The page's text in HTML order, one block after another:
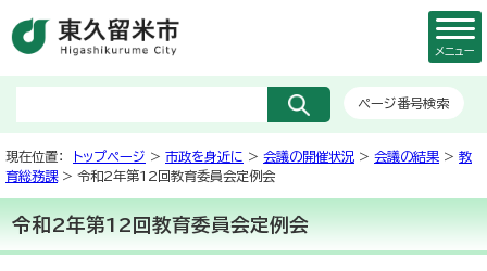
ページ番号検索
メニュー
現在位置： トップページ > 市政を身近に > 会議の開催状況 > 会議の結果 > 教
育総務課> 令和2年第12回教育委員会定例会
令和2年第12回教育委員会定例会